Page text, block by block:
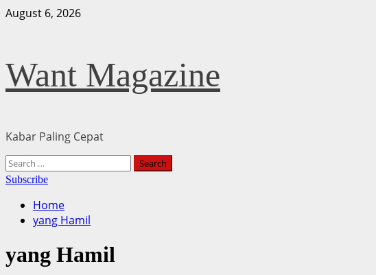
Skip
August 6, 2026
Want Magazine
Kabar Paling Cepat
Primary
Menu
Search
for:
Subscribe
Home
yang Hamil
yang Hamil